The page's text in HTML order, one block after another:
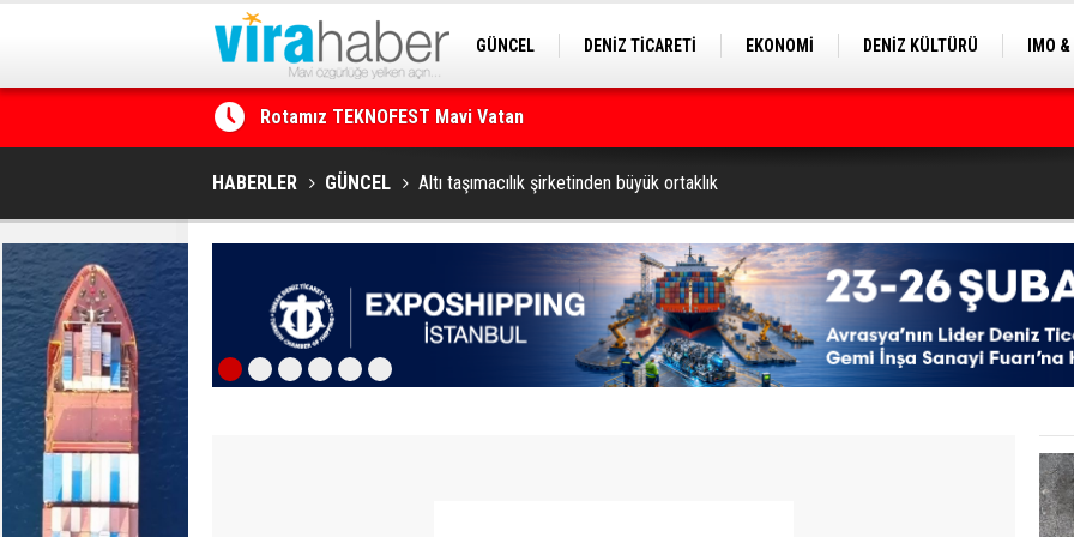
GÜNCEL DENİZ TİCARETİ EKONOMİ DENİZ KÜLTÜRÜ
IMO
Rotamız TEKNOFEST Mavi Vatan
Net Kârını Yüzde 38 Artışla 46.5 Milyon Dolar’a Yükseltti
HABERLER GÜNCEL Altı taşımacılık şirketinden büyük ortaklık